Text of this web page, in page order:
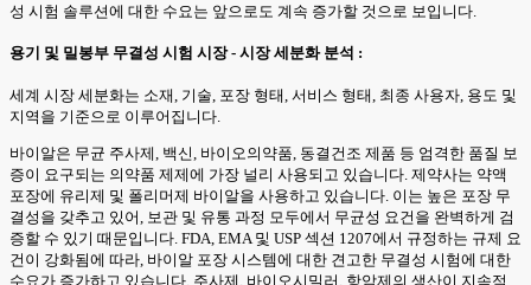
성 시험 솔루션에 대한 수요는 앞으로도 계속 증가할 것으로 보입니다.
용기 및 밀봉부 무결성 시험 시장 - 시장 세분화 분석 :
세계 시장 세분화는 소재, 기술, 포장 형태, 서비스 형태, 최종 사용자, 용도 및
지역을 기준으로 이루어집니다.
바이알은 무균 주사제, 백신, 바이오의약품, 동결건조 제품 등 엄격한 품질 보
증이 요구되는 의약품 제제에 가장 널리 사용되고 있습니다. 제약사는 약액
포장에 유리제 및 폴리머제 바이알을 사용하고 있습니다. 이는 높은 포장 무
결성을 갖추고 있어, 보관 및 유통 과정 모두에서 무균성 요건을 완벽하게 검
증할 수 있기 때문입니다. FDA, EMA 및 USP 섹션 1207에서 규정하는 규제 요
건이 강화됨에 따라, 바이알 포장 시스템에 대한 견고한 무결성 시험에 대한
수요가 증가하고 있습니다. 주사제, 바이오시밀러, 항암제의 생산이 지속적